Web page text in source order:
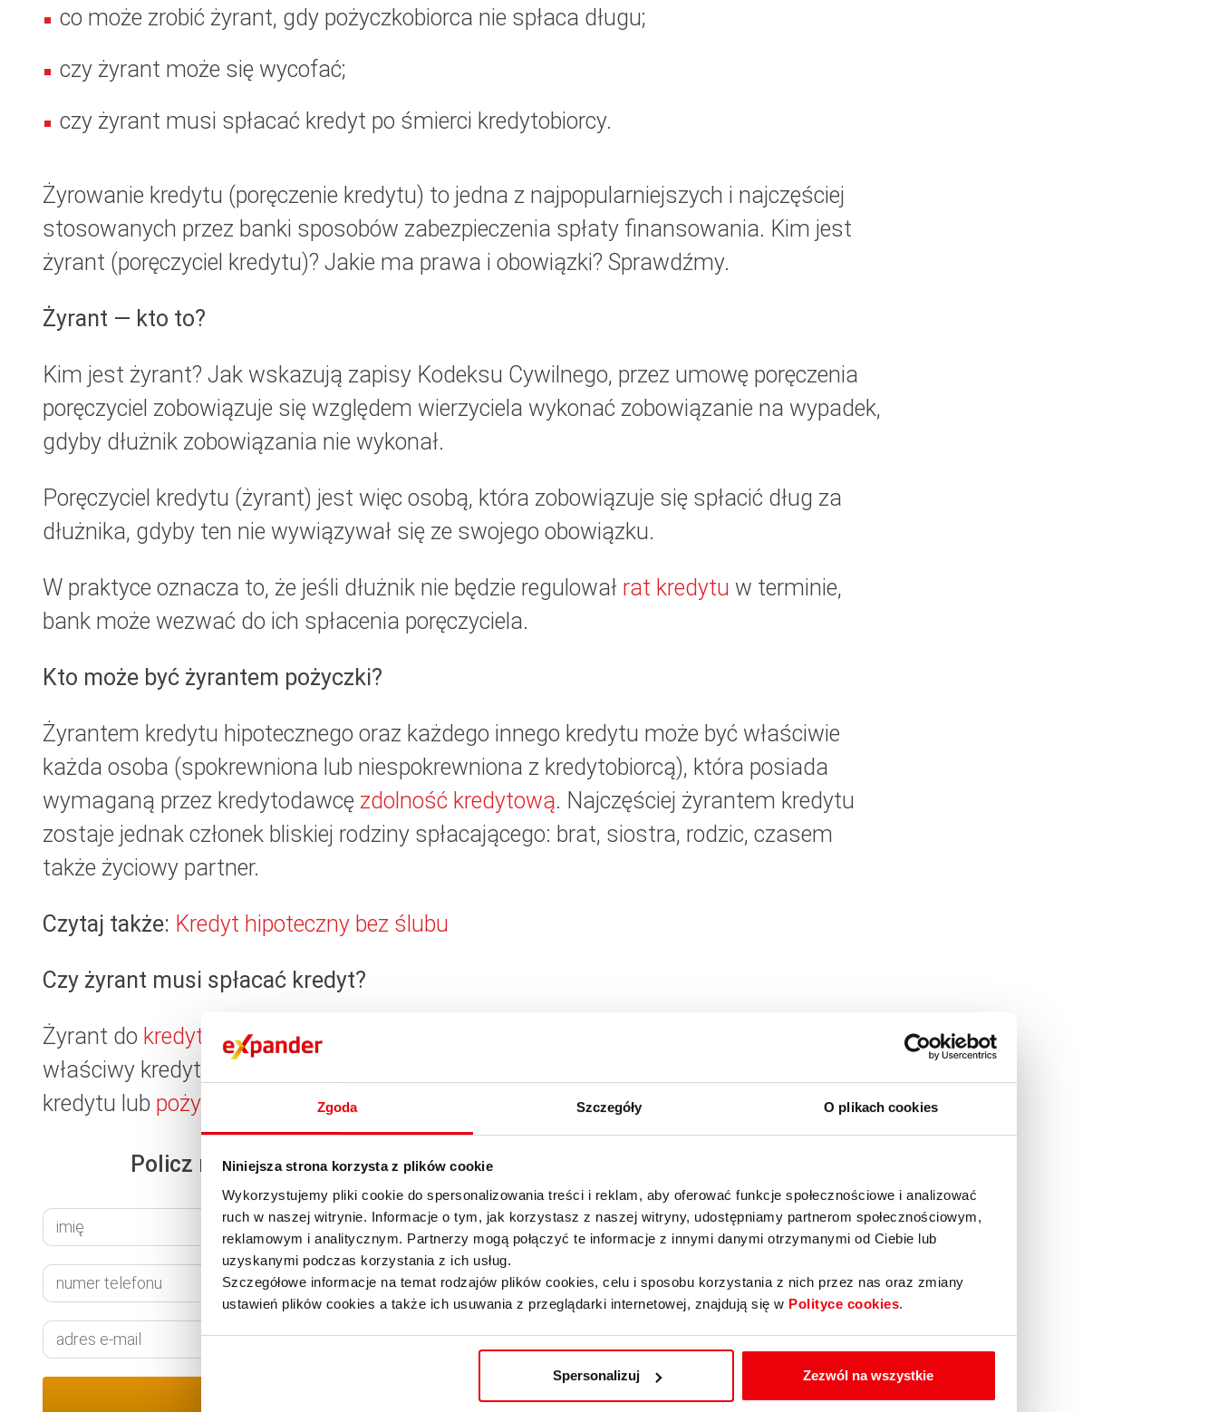
Zgoda Szczegóły O plikach cookies
Niniejsza strona korzysta z plików cookie
Wykorzystujemy pliki cookie do spersonalizowania treści i reklam, aby oferować funkcje społecznościowe i analizować
ruch w naszej witrynie. Informacje o tym, jak korzystasz z naszej witryny, udostępniamy partnerom społecznościowym,
reklamowym i analitycznym. Partnerzy mogą połączyć te informacje z innymi danymi otrzymanymi od Ciebie lub
uzyskanymi podczas korzystania z ich usług.
Szczegółowe informacje na temat rodzajów plików cookies, celu i sposobu korzystania z nich przez nas oraz zmiany
ustawień plików cookies a także ich usuwania z przeglądarki internetowej, znajdują się w Polityce cookies.
Spersonalizuj Zezwól na wszystkie
co może zrobić żyrant, gdy pożyczkobiorca nie spłaca długu;
czy żyrant może się wycofać;
czy żyrant musi spłacać kredyt po śmierci kredytobiorcy.
Żyrowanie kredytu (poręczenie kredytu) to jedna z najpopularniejszych i najczęściej
stosowanych przez banki sposobów zabezpieczenia spłaty finansowania. Kim jest
żyrant (poręczyciel kredytu)? Jakie ma prawa i obowiązki? Sprawdźmy.
Żyrant — kto to?
Kim jest żyrant? Jak wskazują zapisy Kodeksu Cywilnego, przez umowę poręczenia
poręczyciel zobowiązuje się względem wierzyciela wykonać zobowiązanie na wypadek,
gdyby dłużnik zobowiązania nie wykonał.
Poręczyciel kredytu (żyrant) jest więc osobą, która zobowiązuje się spłacić dług za
dłużnika, gdyby ten nie wywiązywał się ze swojego obowiązku.
W praktyce oznacza to, że jeśli dłużnik nie będzie regulował rat kredytu w terminie,
bank może wezwać do ich spłacenia poręczyciela.
Kto może być żyrantem pożyczki?
Żyrantem kredytu hipotecznego oraz każdego innego kredytu może być właściwie
każda osoba (spokrewniona lub niespokrewniona z kredytobiorcą), która posiada
wymaganą przez kredytodawcę zdolność kredytową. Najczęściej żyrantem kredytu
zostaje jednak członek bliskiej rodziny spłacającego: brat, siostra, rodzic, czasem
także życiowy partner.
Czytaj także: Kredyt hipoteczny bez ślubu
Czy żyrant musi spłacać kredyt?
Żyrant do kredytu hipotecznego
właściwy kredytobiorca nie będzie wywiązywał się z tego obowiązku. Podżyrowanie
kredytu lub pożyczki wiąże się więc ze sporym ryzykiem.
Policz realną zdolność kredytową z ekspertem - umów spotkanie